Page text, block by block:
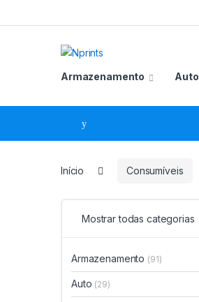
para
para
Armazenamento Auto
Início Consumíveis
Mostrar todas categorias
Armazenamento (91)
Auto (29)